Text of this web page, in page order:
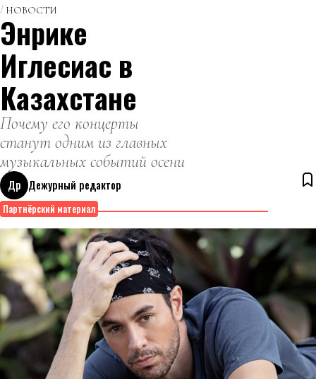
НОВОСТИ
Энрике
Иглесиас в
Казахстане
Почему его концерты
станут одним из главных
музыкальных событий осени
Др Дежурный редактор
10 августа 2026
Партнёрский материал